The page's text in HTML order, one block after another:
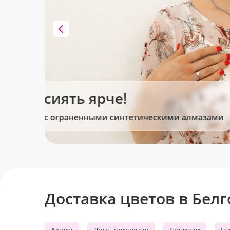
Клубника в шоколаде
Сладкие моменты для Вас!
Доставка цветов в